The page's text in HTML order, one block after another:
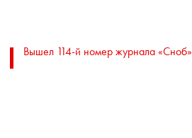
Вышел 114-й номер журнала «Сноб»